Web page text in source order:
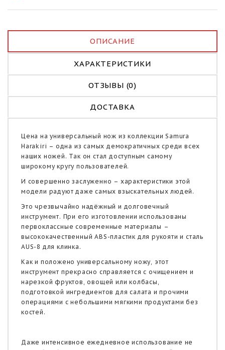
ОПИСАНИЕ
ХАРАКТЕРИСТИКИ
ОТЗЫВЫ (0)
ДОСТАВКА
Цена на универсальный нож из коллекции Samura
Harakiri – одна из самых демократичных среди всех
наших ножей. Так он стал доступным самому
широкому кругу пользователей.
И совершенно заслуженно – характеристики этой
модели радуют даже самых взыскательных людей.
Это чрезвычайно надёжный и долговечный
инструмент. При его изготовлении использованы
первоклассные современные материалы –
высококачественный ABS-пластик для рукояти и сталь
AUS-8 для клинка.
Как и положено универсальному ножу, этот
инструмент прекрасно справляется с очищением и
нарезкой фруктов, овощей или колбасы,
подготовкой ингредиентов для салата и прочими
операциями с небольшими мягкими продуктами без
костей.
Даже интенсивное ежедневное использование не